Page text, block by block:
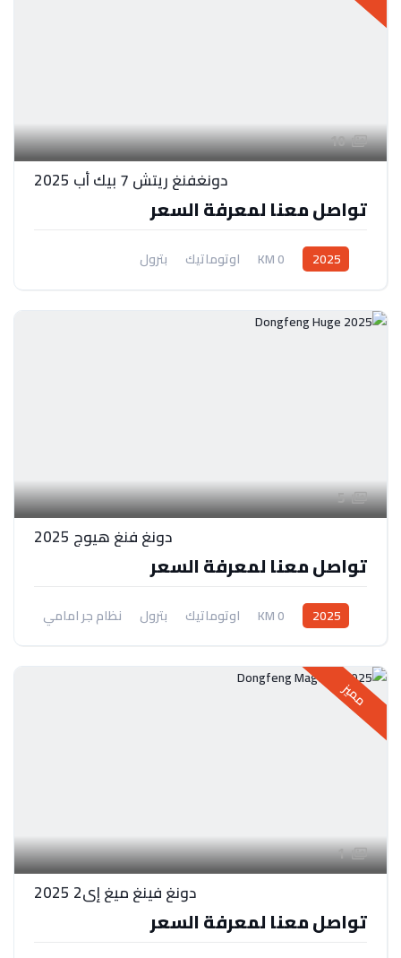
10
دونغفنغ ريتش 7 بيك أب 2025
تواصل معنا لمعرفة السعر
2025
0 KM اوتوماتيك
بترول
دفع امامي/ رباعي
5
دونغ فنغ هيوج 2025
تواصل معنا لمعرفة السعر
2025
0 KM اوتوماتيك بترول نظام جر امامي
مميز
1
دونغ فينغ ميغ إي2 2025
تواصل معنا لمعرفة السعر